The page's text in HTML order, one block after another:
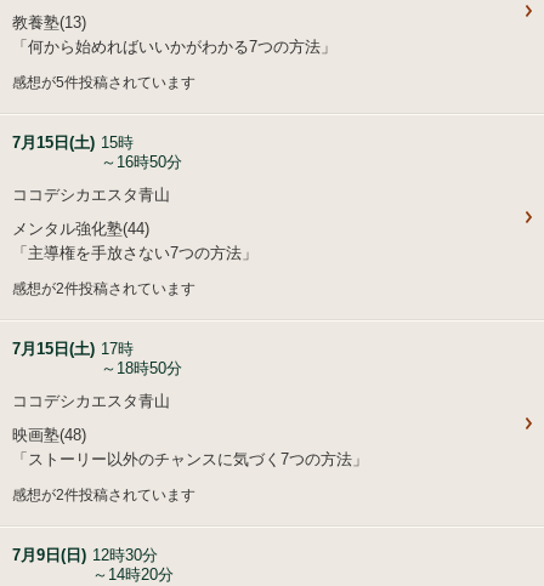
教養塾(13)
「何から始めればいいかがわかる7つの方法」
感想が5件投稿されています
7月15日(土) 15時
～16時50分
ココデシカエスタ青山
メンタル強化塾(44)
「主導権を手放さない7つの方法」
感想が2件投稿されています
7月15日(土) 17時
～18時50分
ココデシカエスタ青山
映画塾(48)
「ストーリー以外のチャンスに気づく7つの方法」
感想が2件投稿されています
7月9日(日) 12時30分
～14時20分